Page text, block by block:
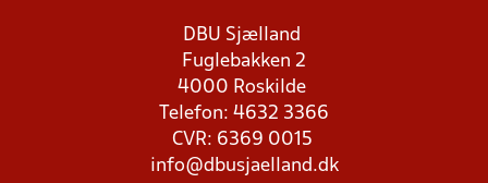
DBU Sjælland
Fuglebakken 2
4000 Roskilde
Telefon: 4632 3366
CVR: 6369 0015
info@dbusjaelland.dk